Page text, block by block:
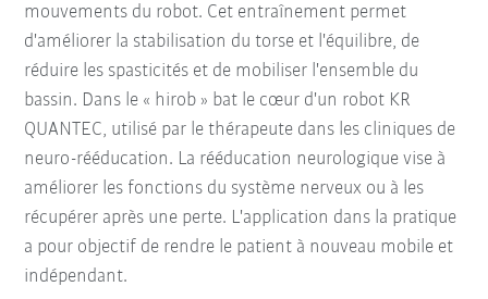
mouvements du robot. Cet entraînement permet
d'améliorer la stabilisation du torse et l'équilibre, de
réduire les spasticités et de mobiliser l'ensemble du
bassin. Dans le « hirob » bat le cœur d'un robot KR
QUANTEC, utilisé par le thérapeute dans les cliniques de
neuro-rééducation. La rééducation neurologique vise à
améliorer les fonctions du système nerveux ou à les
récupérer après une perte. L'application dans la pratique
a pour objectif de rendre le patient à nouveau mobile et
indépendant.